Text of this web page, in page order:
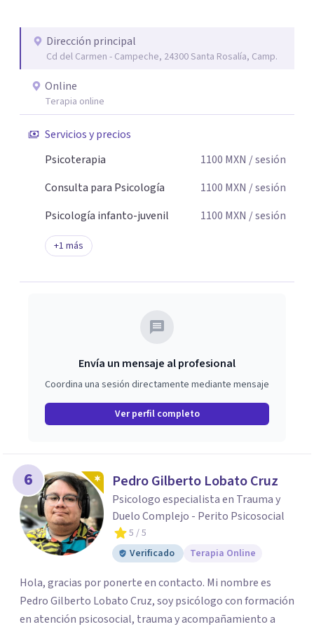
auténtica y comunicación clara y directa para darte
seguridad emocional y una dirección firme de tu proceso
de cambio.
Dirección principal
Cd del Carmen - Campeche, 24300 Santa Rosalía, Camp.
Online
Terapia online
Servicios y precios
Psicoterapia
1100 MXN / sesión
Consulta para Psicología
1100 MXN / sesión
Psicología infanto-juvenil
1100 MXN / sesión
+1 más
Envía un mensaje al profesional
Coordina una sesión directamente mediante mensaje
Ver perfil completo
6 Pedro Gilberto Lobato Cruz
Psicologo especialista en Trauma y
Duelo Complejo - Perito Psicosocial
5 / 5
Verificado
Terapia Online
Hola, gracias por ponerte en contacto. Mi nombre es
Pedro Gilberto Lobato Cruz, soy psicólogo con formación
en atención psicosocial, trauma y acompañamiento a